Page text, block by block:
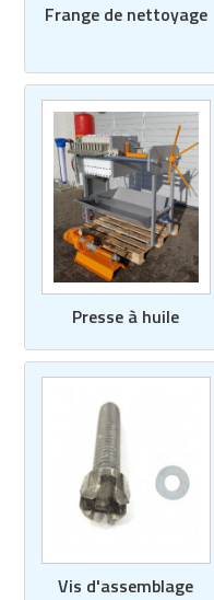
Frange de nettoyage
Presse à huile
Vis d'assemblage